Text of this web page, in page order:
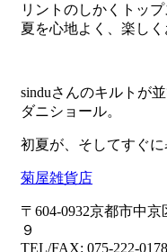
リントのしかくトッ
夏を心地よく、楽しく
sinduさんのキルトが
ダニショール。
初夏が、そしてすぐに
菊屋雑貨店
〒604-0932京都市中
９
TEL/FAX: 075-222-0178